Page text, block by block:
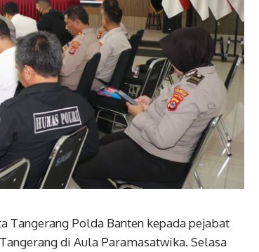
Tangerang Polda Banten kepada pejabat
di Aula Paramasatwika. Selasa